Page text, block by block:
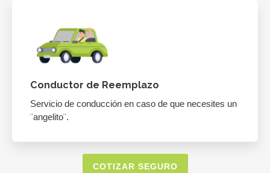
Conductor de Reemplazo
Servicio de conducción en caso de que necesites un
¨angelito¨.
COTIZAR SEGURO